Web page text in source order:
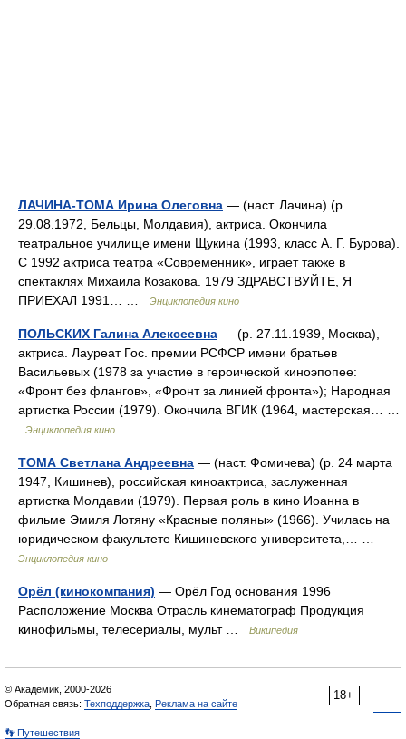
ЛАЧИНА-ТОМА Ирина Олеговна — (наст. Лачина) (р.
29.08.1972, Бельцы, Молдавия), актриса. Окончила
театральное училище имени Щукина (1993, класс А. Г. Бурова).
С 1992 актриса театра «Современник», играет также в
спектаклях Михаила Козакова. 1979 ЗДРАВСТВУЙТЕ, Я
ПРИЕХАЛ 1991… …
Энциклопедия кино
ПОЛЬСКИХ Галина Алексеевна — (р. 27.11.1939, Москва),
актриса. Лауреат Гос. премии РСФСР имени братьев
Васильевых (1978 за участие в героической киноэпопее:
«Фронт без флангов», «Фронт за линией фронта»); Народная
артистка России (1979). Окончила ВГИК (1964, мастерская… …
Энциклопедия кино
ТОМА Светлана Андреевна — (наст. Фомичева) (р. 24 марта
1947, Кишинев), российская киноактриса, заслуженная
артистка Молдавии (1979). Первая роль в кино Иоанна в
фильме Эмиля Лотяну «Красные поляны» (1966). Училась на
юридическом факультете Кишиневского университета,… …
Энциклопедия кино
Орёл (кинокомпания) — Орёл Год основания 1996
Расположение Москва Отрасль кинематограф Продукция
кинофильмы, телесериалы, мульт …
Википедия
18+
© Академик, 2000-2026
Обратная связь: Техподдержка Реклама на сайте
👣 Путешествия